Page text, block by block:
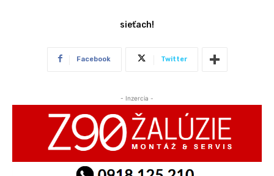
sieťach!
Facebook Twitter
- Inzercia -